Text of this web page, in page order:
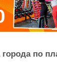
города по